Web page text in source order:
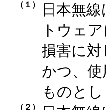
（１）
日本無
トウェ
損害に
かつ、
ものとし
（２）